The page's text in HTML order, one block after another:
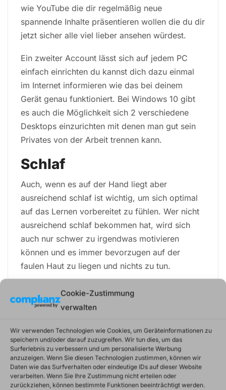
Cookie-Zustimmung
verwalten
Wir verwenden Technologien wie Cookies, um Geräteinformationen zu
speichern und/oder darauf zuzugreifen. Wir tun dies, um das
Surferlebnis zu verbessern und um personalisierte Werbung
anzuzeigen. Wenn Sie diesen Technologien zustimmen, können wir
Daten wie das Surfverhalten oder eindeutige IDs auf dieser Website
verarbeiten. Wenn Sie Ihre Zustimmung nicht erteilen oder
zurückziehen, können bestimmte Funktionen beeinträchtigt werden.
wie YouTube die dir regelmäßig neue
spannende Inhalte präsentieren wollen die du dir
jetzt sicher alle viel lieber ansehen würdest.
Ein zweiter Account lässt sich auf jedem PC
einfach einrichten du kannst dich dazu einmal
im Internet informieren wie das bei deinem
Gerät genau funktioniert. Bei Windows 10 gibt
es auch die Möglichkeit sich 2 verschiedene
Desktops einzurichten mit denen man gut sein
Privates von der Arbeit trennen kann.
Schlaf
Auch, wenn es auf der Hand liegt aber
ausreichend schlaf ist wichtig, um sich optimal
auf das Lernen vorbereitet zu fühlen. Wer nicht
ausreichend schlaf bekommen hat, wird sich
auch nur schwer zu irgendwas motivieren
können und es immer bevorzugen auf der
faulen Haut zu liegen und nichts zu tun.
Ernährung
Auch die Ernährung ist wichtig. Wie motiviere
Richtig gar nicht. Nur wer sich gut ernährt und
satt ist kann sich auf etwas Neues wie lernen
einlassen. Denn sonst werden dich deine
Urinstinkte nicht in Ruhe lassen denn für die ist